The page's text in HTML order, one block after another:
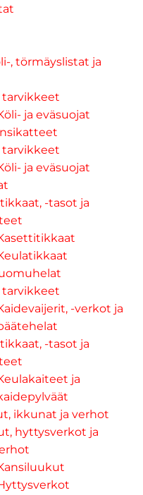
, törmäyslistat ja
ja eväsuojat
ja eväsuojat
-tasot ja
-verkot ja
-tasot ja
ja
ikkunat ja verhot
hyttysverkot ja